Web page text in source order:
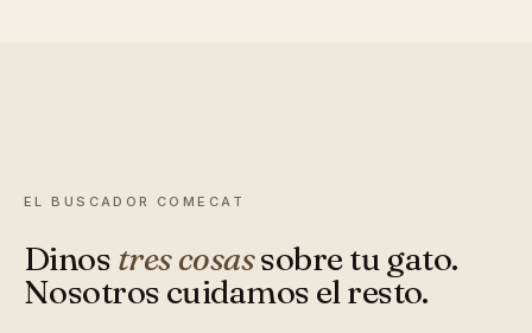
EL BUSCADOR COMECAT
Dinos tres cosassobre tu gato.
Nosotros cuidamos el resto.